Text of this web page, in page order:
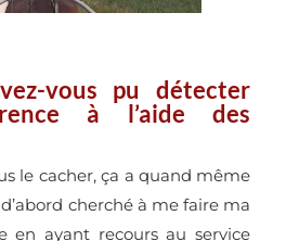
vous pu détecter
à l’aide des
le cacher, ça a quand même
cherché à me faire ma
en ayant recours au service